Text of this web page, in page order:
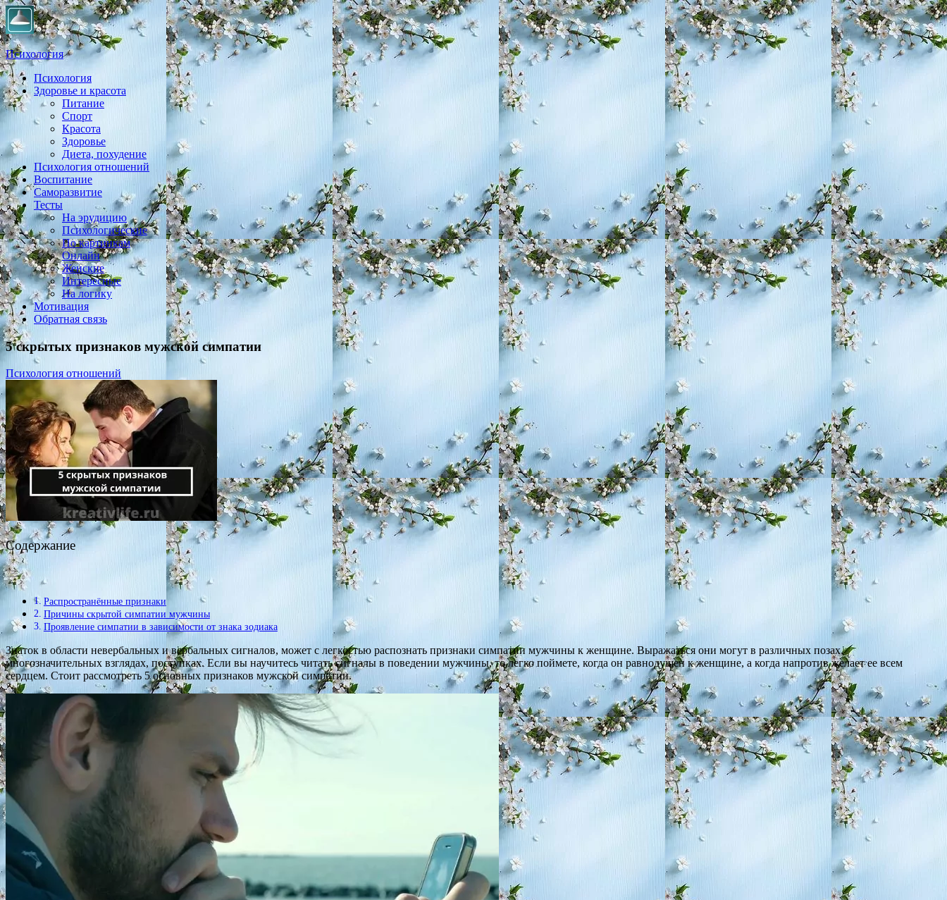
Психология
Практическая психология, личностный рост, экология, здоровье, воспитание,
Психология
Здоровье и красота
Питание
Спорт
Красота
Здоровье
Диета, похудение
Психология отношений
Воспитание
Саморазвитие
Тесты
На эрудицию
Психологические
По картинкам
Онлайн
Женские
Интересные
На логику
Мотивация
Обратная связь
5 скрытых признаков мужской симпатии
Психология отношений
Содержание
Распространённые признаки
Причины скрытой симпатии мужчины
Проявление симпатии в зависимости от знака зодиака
Знаток в области невербальных и вербальных сигналов, может с легкостью распознать признаки симпатии мужчины к женщине. Выражаться они могут в различных позах,
многозначительных взглядах, поступках. Если вы научитесь читать сигналы в поведении мужчины, то легко поймете, когда он равнодушен к женщине, а когда напротив желает ее всем
сердцем. Стоит рассмотреть 5 основных признаков мужской симпатии.